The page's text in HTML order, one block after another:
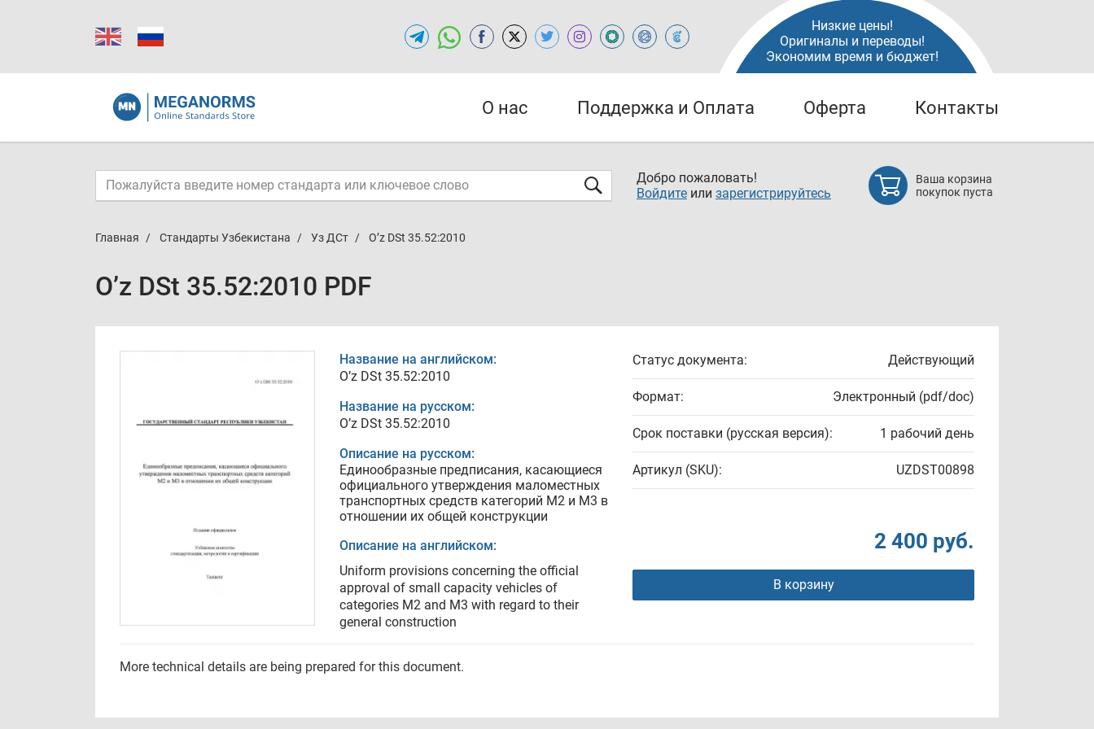
Низкие цены!
Оригиналы и переводы!
Экономим время и бюджет!
О нас Поддержка и Оплата Оферта Контакты
Добро пожаловать!
Войдите или зарегистрируйтесь
Ваша корзина
покупок пуста
Главная Стандарты Узбекистана Уз ДСт O’z DSt 35.52:2010
O’z DSt 35.52:2010 PDF
Название на английском:
O’z DSt 35.52:2010
Название на русском:
O’z DSt 35.52:2010
Описание на русском:
Единообразные предписания, касающиеся
официального утверждения маломестных
транспортных средств категорий М2 и М3 в
отношении их общей конструкции
Описание на английском:
Uniform provisions concerning the official
approval of small capacity vehicles of
categories M2 and M3 with regard to their
general construction
Статус документа: Действующий
Формат: Электронный (pdf/doc)
Срок поставки (русская версия): 1 рабочий день
Артикул (SKU): UZDST00898
2 400 руб.
В корзину
More technical details are being prepared for this document.